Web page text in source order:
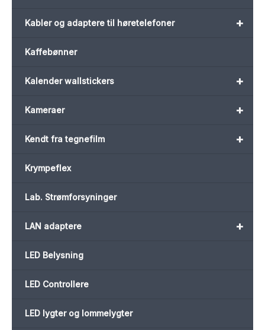
+
Kabler og adaptere til høretelefoner
Kaffebønner
+
Kalender wallstickers
+
Kameraer
+
Kendt fra tegnefilm
Krympeflex
Lab. Strømforsyninger
+
LAN adaptere
LED Belysning
LED Controllere
LED lygter og lommelygter